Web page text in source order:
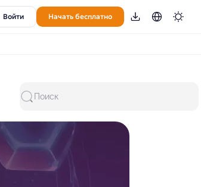
Войти Начать бесплатно
Поиск